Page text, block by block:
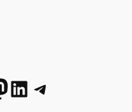
LinkedIn Telegram